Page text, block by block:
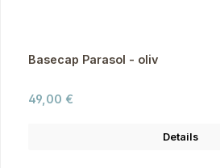
Basecap Parasol - oliv
Regulärer Preis:
49,00 €
Details